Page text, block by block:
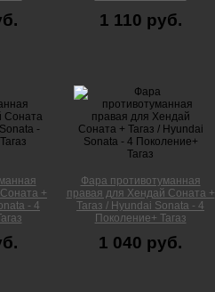
1 110 руб.
+
- 4
Фара противотуманная
правая для Хендай Соната +
Тагаз / Hyundai Sonata - 4
Поколение+ Тагаз
1 040 руб.